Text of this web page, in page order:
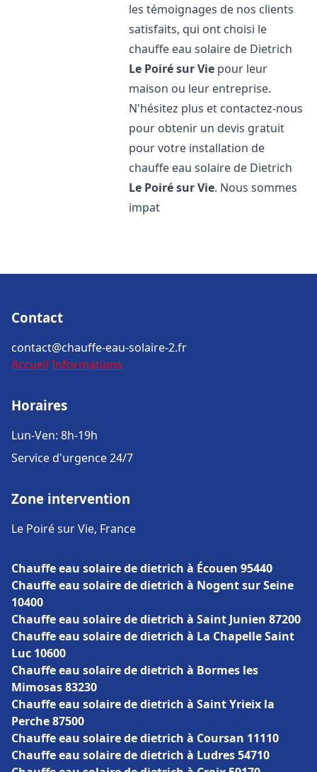
les témoignages de nos clients
satisfaits, qui ont choisi le
chauffe eau solaire de Dietrich
Le Poiré sur Vie pour leur
maison ou leur entreprise.
N'hésitez plus et contactez-nous
pour obtenir un devis gratuit
pour votre installation de
chauffe eau solaire de Dietrich
Le Poiré sur Vie. Nous sommes
impat
Contact
contact@chauffe-eau-solaire-2.fr
Accueil Informations
Horaires
Lun-Ven: 8h-19h
Service d'urgence 24/7
Zone intervention
Le Poiré sur Vie, France
Chauffe eau solaire de dietrich à Écouen 95440
Chauffe eau solaire de dietrich à Nogent sur Seine
10400
Chauffe eau solaire de dietrich à Saint Junien 87200
Chauffe eau solaire de dietrich à La Chapelle Saint
Luc 10600
Chauffe eau solaire de dietrich à Bormes les
Mimosas 83230
Chauffe eau solaire de dietrich à Saint Yrieix la
Perche 87500
Chauffe eau solaire de dietrich à Coursan 11110
Chauffe eau solaire de dietrich à Ludres 54710